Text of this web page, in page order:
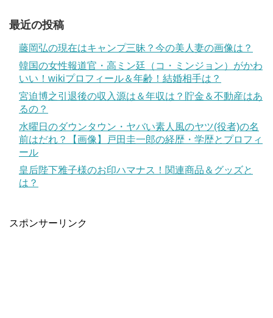
最近の投稿
藤岡弘の現在はキャンプ三昧？今の美人妻の画像は？
韓国の女性報道官・高ミン廷（コ・ミンジョン）がかわ
いい！wikiプロフィール＆年齢！結婚相手は？
宮迫博之引退後の収入源は＆年収は？貯金＆不動産はあ
るの？
水曜日のダウンタウン・ヤバい素人風のヤツ(役者)の名
前はだれ？【画像】戸田圭一郎の経歴・学歴とプロフィ
ール
皇后陛下雅子様のお印ハマナス！関連商品＆グッズと
は？
スポンサーリンク